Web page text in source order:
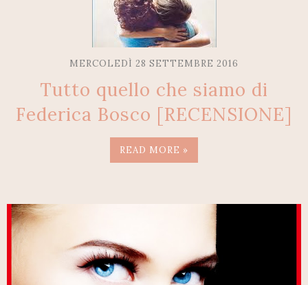
MERCOLEDÌ 28 SETTEMBRE 2016
Tutto quello che siamo di
Federica Bosco [RECENSIONE]
READ MORE »